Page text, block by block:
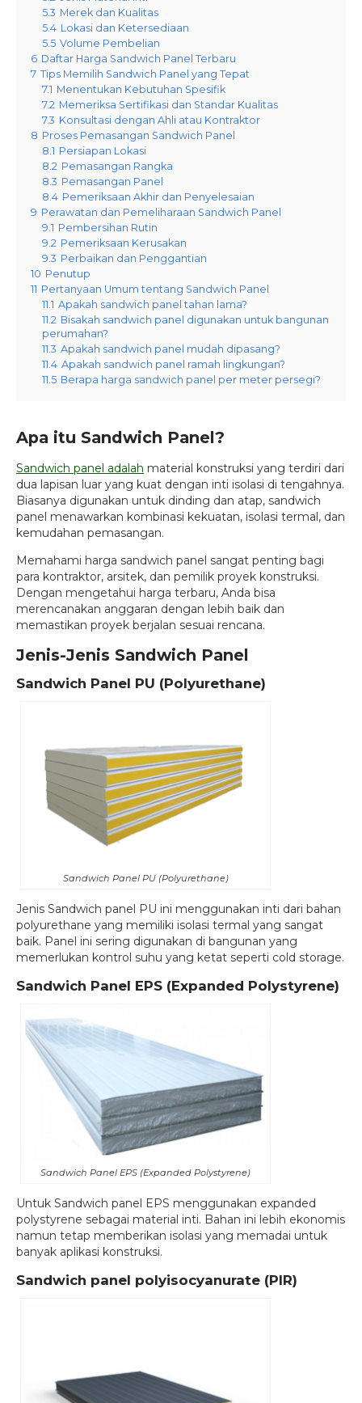
5.3 Merek dan Kualitas
5.4 Lokasi dan Ketersediaan
5.5 Volume Pembelian
6 Daftar Harga Sandwich Panel Terbaru
7 Tips Memilih Sandwich Panel yang Tepat
7.1 Menentukan Kebutuhan Spesifik
7.2 Memeriksa Sertifikasi dan Standar Kualitas
7.3 Konsultasi dengan Ahli atau Kontraktor
8 Proses Pemasangan Sandwich Panel
8.1 Persiapan Lokasi
8.2 Pemasangan Rangka
8.3 Pemasangan Panel
8.4 Pemeriksaan Akhir dan Penyelesaian
9 Perawatan dan Pemeliharaan Sandwich Panel
9.1 Pembersihan Rutin
9.2 Pemeriksaan Kerusakan
9.3 Perbaikan dan Penggantian
10 Penutup
11 Pertanyaan Umum tentang Sandwich Panel
11.1 Apakah sandwich panel tahan lama?
11.2 Bisakah sandwich panel digunakan untuk bangunan
perumahan?
11.3 Apakah sandwich panel mudah dipasang?
11.4 Apakah sandwich panel ramah lingkungan?
11.5 Berapa harga sandwich panel per meter persegi?
Apa itu Sandwich Panel?
Sandwich panel adalah material konstruksi yang terdiri dari
dua lapisan luar yang kuat dengan inti isolasi di tengahnya.
Biasanya digunakan untuk dinding dan atap, sandwich
panel menawarkan kombinasi kekuatan, isolasi termal, dan
kemudahan pemasangan.
Memahami harga sandwich panel sangat penting bagi
para kontraktor, arsitek, dan pemilik proyek konstruksi.
Dengan mengetahui harga terbaru, Anda bisa
merencanakan anggaran dengan lebih baik dan
memastikan proyek berjalan sesuai rencana.
Jenis-Jenis Sandwich Panel
Sandwich Panel PU (Polyurethane)
Sandwich Panel PU (Polyurethane)
Jenis Sandwich panel PU ini menggunakan inti dari bahan
polyurethane yang memiliki isolasi termal yang sangat
baik. Panel ini sering digunakan di bangunan yang
memerlukan kontrol suhu yang ketat seperti cold storage.
Sandwich Panel EPS (Expanded Polystyrene)
Sandwich Panel EPS (Expanded Polystyrene)
Untuk Sandwich panel EPS menggunakan expanded
polystyrene sebagai material inti. Bahan ini lebih ekonomis
namun tetap memberikan isolasi yang memadai untuk
banyak aplikasi konstruksi.
Sandwich panel polyisocyanurate (PIR)